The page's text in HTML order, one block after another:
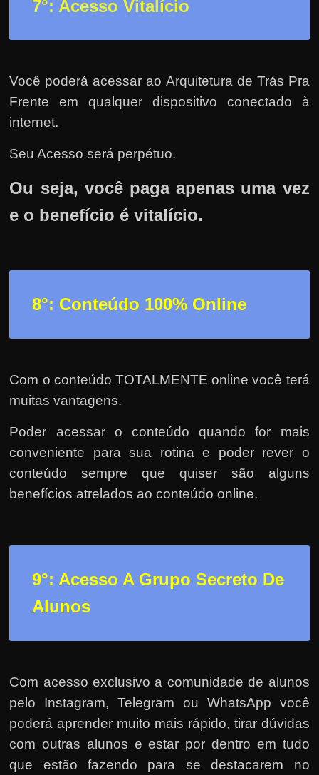
7°: Acesso Vitalício
Você poderá acessar ao Arquitetura de Trás Pra
Frente em qualquer dispositivo conectado à
internet.
Seu Acesso será perpétuo.
Ou seja, você paga apenas uma vez
e o benefício é vitalício.
8°: Conteúdo 100% Online
Com o conteúdo TOTALMENTE online você terá
muitas vantagens.
Poder acessar o conteúdo quando for mais
conveniente para sua rotina e poder rever o
conteúdo sempre que quiser são alguns
benefícios atrelados ao conteúdo online.
9°: Acesso A Grupo Secreto De
Alunos
Com acesso exclusivo a comunidade de alunos
pelo Instagram, Telegram ou WhatsApp você
poderá aprender muito mais rápido, tirar dúvidas
com outras alunos e estar por dentro em tudo
que estão fazendo para se destacarem no